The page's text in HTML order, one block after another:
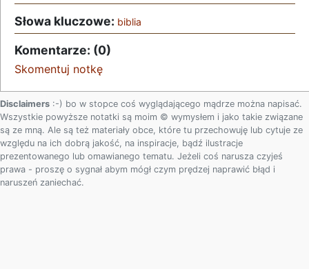
Słowa kluczowe: biblia
Komentarze: (0)
Skomentuj notkę
Disclaimers :-) bo w stopce coś wyglądającego mądrze można napisać.
Wszystkie powyższe notatki są moim © wymysłem i jako takie związane
są ze mną. Ale są też materiały obce, które tu przechowuję lub cytuje ze
względu na ich dobrą jakość, na inspiracje, bądź ilustracje
prezentowanego lub omawianego tematu. Jeżeli coś narusza czyjeś
prawa - proszę o sygnał abym mógł czym prędzej naprawić błąd i
naruszeń zaniechać.